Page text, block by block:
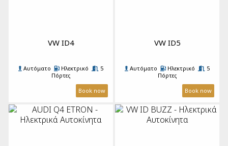
VW ID4
Αυτόματο Ηλεκτρικό
5
Πόρτες
Book now
VW ID5
Αυτόματο Ηλεκτρικό
5
Πόρτες
Book now